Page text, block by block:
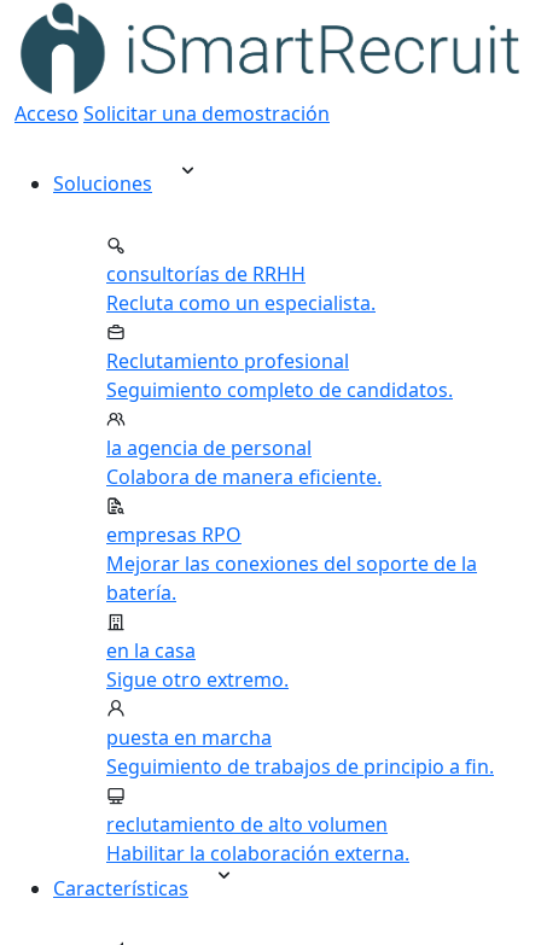
Acceso Solicitar una demostración
Soluciones
consultorías de RRHH
Recluta como un especialista.
Reclutamiento profesional
Seguimiento completo de candidatos.
la agencia de personal
Colabora de manera eficiente.
empresas RPO
Mejorar las conexiones del soporte de la
batería.
en la casa
Sigue otro extremo.
puesta en marcha
Seguimiento de trabajos de principio a fin.
reclutamiento de alto volumen
Habilitar la colaboración externa.
Características